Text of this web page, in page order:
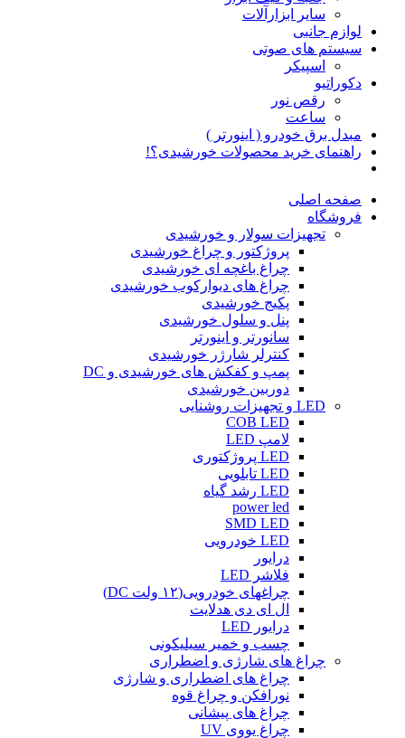
سایر ابزارآلات
لوازم جانبی
سیستم های صوتی
اسپیکر
دکوراتیو
رقص نور
ساعت
مبدل برق خودرو ( اینورتر )
راهنمای خرید محصولات خورشیدی؟!
صفحه اصلی
فروشگاه
تجهیزات سولار و خورشیدی
پروژکتور و چراغ خورشیدی
چراغ باغچه ای خورشیدی
چراغ های دیوارکوب خورشیدی
پکیج خورشیدی
پنل و سلول خورشیدی
سانورتر و اینورتر
کنترلر شارژر خورشیدی
پمپ و کفکش های خورشیدی و DC
دوربین خورشیدی
LED و تجهیزات روشنایی
COB LED
لامپ LED
LED پروژکتوری
LED تابلویی
LED رشد گیاه
power led
SMD LED
LED خودرویی
درایور
فلاشر LED
چراغهای خودرویی(۱۲ ولت DC)
ال ای دی هدلایت
درایور LED
چسب و خمیر سیلیکونی
چراغ های شارژی و اضطراری
چراغ های اضطراری و شارژی
نورافکن و چراغ قوه
چراغ های پیشانی
چراغ یووی UV